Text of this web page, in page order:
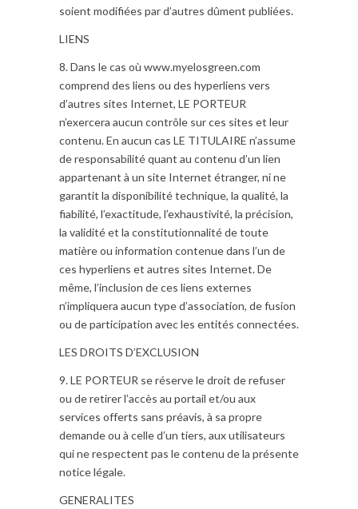
soient modifiées par d’autres dûment publiées.
LIENS
8. Dans le cas où www.myelosgreen.com
comprend des liens ou des hyperliens vers
d’autres sites Internet, LE PORTEUR
n’exercera aucun contrôle sur ces sites et leur
contenu. En aucun cas LE TITULAIRE n’assume
de responsabilité quant au contenu d’un lien
appartenant à un site Internet étranger, ni ne
garantit la disponibilité technique, la qualité, la
fiabilité, l’exactitude, l’exhaustivité, la précision,
la validité et la constitutionnalité de toute
matière ou information contenue dans l’un de
ces hyperliens et autres sites Internet. De
même, l’inclusion de ces liens externes
n’impliquera aucun type d’association, de fusion
ou de participation avec les entités connectées.
LES DROITS D’EXCLUSION
9. LE PORTEUR se réserve le droit de refuser
ou de retirer l’accès au portail et/ou aux
services offerts sans préavis, à sa propre
demande ou à celle d’un tiers, aux utilisateurs
qui ne respectent pas le contenu de la présente
notice légale.
GENERALITES